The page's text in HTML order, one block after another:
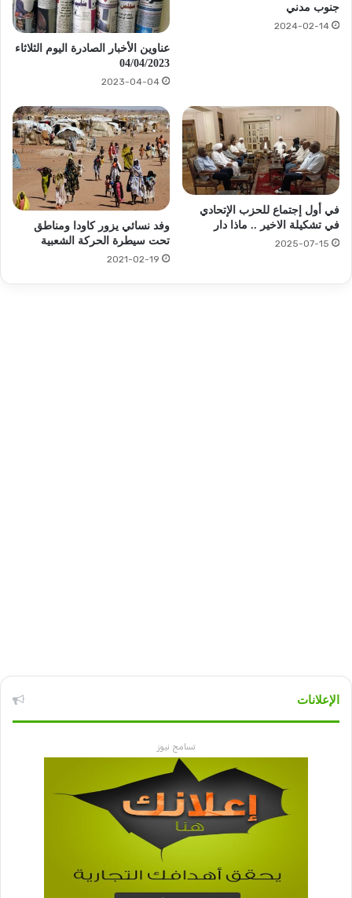
جنوب مدني
2024-02-14
عناوين الأخبار الصادرة اليوم الثلاثاء
04/04/2023
2023-04-04
في أول إجتماع للحزب الإتحادي
في تشكيلة الاخير .. ماذا دار
2025-07-15
وفد نسائي يزور كاودا ومناطق
تحت سيطرة الحركة الشعبية
2021-02-19
الإعلانات
تسامح نيوز